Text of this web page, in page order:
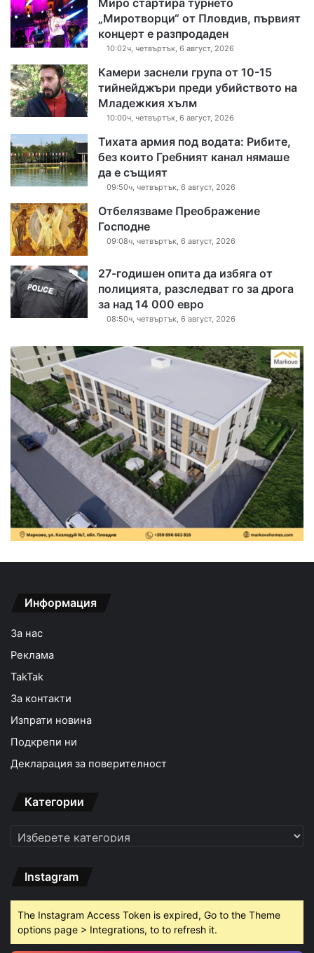
„Миротворци“ от Пловдив, първият
концерт е разпродаден
10:02ч, четвъртък, 6 август, 2026
Камери заснели група от 10-15
тийнейджъри преди убийството на
Младежкия хълм
10:00ч, четвъртък, 6 август, 2026
Тихата армия под водата: Рибите,
без които Гребният канал нямаше
да е същият
09:50ч, четвъртък, 6 август, 2026
Отбелязваме Преображение
Господне
09:08ч, четвъртък, 6 август, 2026
27-годишен опита да избяга от
полицията, разследват го за дрога
за над 14 000 евро
08:50ч, четвъртък, 6 август, 2026
Информация
За нас
Реклама
TakTak
За контакти
Изпрати новина
Подкрепи ни
Декларация за поверителност
Категории
Категории
Instagram
The Instagram Access Token is expired, Go to the Theme
options page > Integrations, to to refresh it.